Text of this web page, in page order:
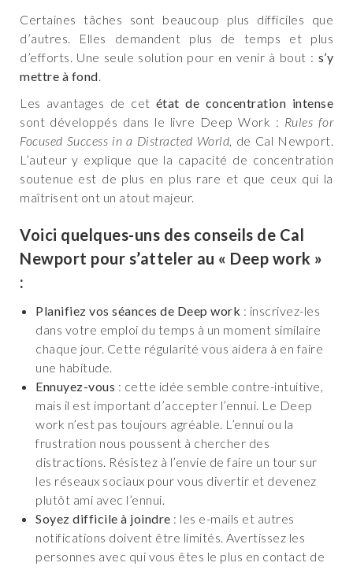
Certaines tâches sont beaucoup plus difficiles que
d’autres. Elles demandent plus de temps et plus
d’efforts. Une seule solution pour en venir à bout : s’y
mettre à fond.
Les avantages de cet état de concentration intense
sont développés dans le livre Deep Work : Rules for
Focused Success in a Distracted World, de Cal Newport.
L’auteur y explique que la capacité de concentration
soutenue est de plus en plus rare et que ceux qui la
maîtrisent ont un atout majeur.
Voici quelques-uns des conseils de Cal
Newport pour s’atteler au « Deep work »
:
Planifiez vos séances de Deep work : inscrivez-les
dans votre emploi du temps à un moment similaire
chaque jour. Cette régularité vous aidera à en faire
une habitude.
Ennuyez-vous : cette idée semble contre-intuitive,
mais il est important d’accepter l’ennui. Le Deep
work n’est pas toujours agréable. L’ennui ou la
frustration nous poussent à chercher des
distractions. Résistez à l’envie de faire un tour sur
les réseaux sociaux pour vous divertir et devenez
plutôt ami avec l’ennui.
Soyez difficile à joindre : les e-mails et autres
notifications doivent être limités. Avertissez les
personnes avec qui vous êtes le plus en contact de